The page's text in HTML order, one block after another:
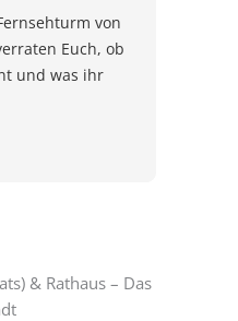
von
Euch, ob
und was ihr
& Rathaus – Das